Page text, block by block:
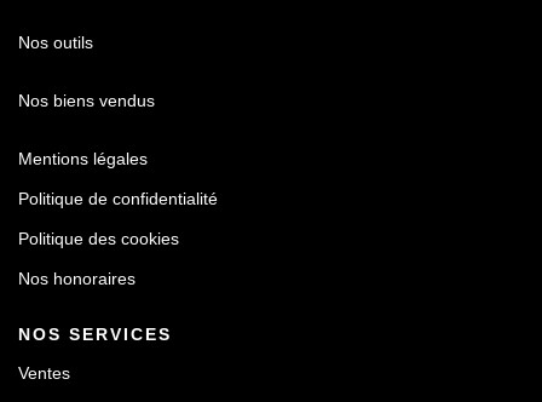
Nos outils
Nos biens vendus
Mentions légales
Politique de confidentialité
Politique des cookies
Nos honoraires
NOS SERVICES
Ventes